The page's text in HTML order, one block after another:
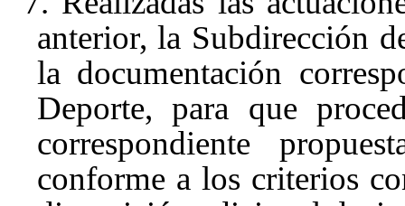
anterior, la Subdirección
la documentación
Deporte, para que
correspondiente
conforme a los criterios